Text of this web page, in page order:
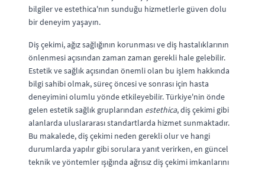
bilgiler ve estethica'nın sunduğu hizmetlerle güven dolu
bir deneyim yaşayın.
Diş çekimi, ağız sağlığının korunması ve diş hastalıklarının
önlenmesi açısından zaman zaman gerekli hale gelebilir.
Estetik ve sağlık açısından önemli olan bu işlem hakkında
bilgi sahibi olmak, süreç öncesi ve sonrası için hasta
deneyimini olumlu yönde etkileyebilir. Türkiye'nin önde
gelen estetik sağlık gruplarından estethica, diş çekimi gibi
alanlarda uluslararası standartlarda hizmet sunmaktadır.
Bu makalede, diş çekimi neden gerekli olur ve hangi
durumlarda yapılır gibi sorulara yanıt verirken, en güncel
teknik ve yöntemler ışığında ağrısız diş çekimi imkanlarını